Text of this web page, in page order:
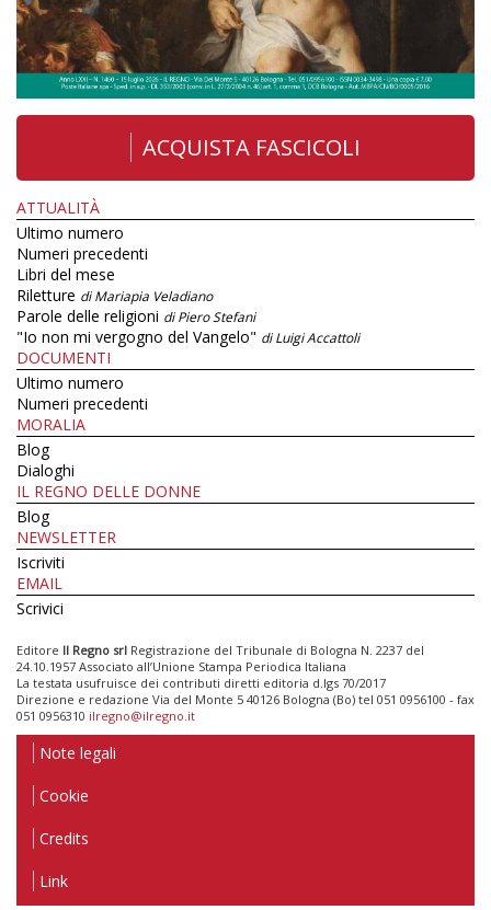
ACQUISTA FASCICOLI
ATTUALITÀ
Ultimo numero
Numeri precedenti
Libri del mese
Riletture di Mariapia Veladiano
Parole delle religioni di Piero Stefani
"Io non mi vergogno del Vangelo" di Luigi Accattoli
DOCUMENTI
Ultimo numero
Numeri precedenti
MORALIA
Blog
Dialoghi
IL REGNO DELLE DONNE
Blog
NEWSLETTER
Iscriviti
EMAIL
Scrivici
Editore Il Regno srl Registrazione del Tribunale di Bologna N. 2237 del
24.10.1957 Associato all’Unione Stampa Periodica Italiana
La testata usufruisce dei contributi diretti editoria d.lgs 70/2017
Direzione e redazione Via del Monte 5 40126 Bologna (Bo) tel 051 0956100 - fax
051 0956310 ilregno@ilregno.it
Note legali
Cookie
Credits
Link